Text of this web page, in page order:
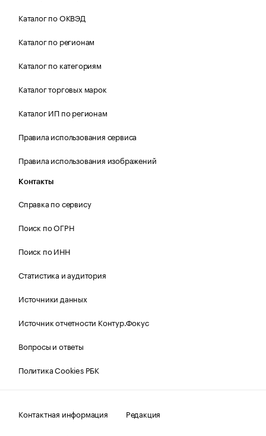
Каталог по ОКВЭД
Каталог по регионам
Каталог по категориям
Каталог торговых марок
Каталог ИП по регионам
Правила использования сервиса
Правила использования изображений
Контакты
Справка по сервису
Поиск по ОГРН
Поиск по ИНН
Статистика и аудитория
Источники данных
Источник отчетности Контур.Фокус
Вопросы и ответы
Политика Cookies РБК
Контактная информация
Редакция